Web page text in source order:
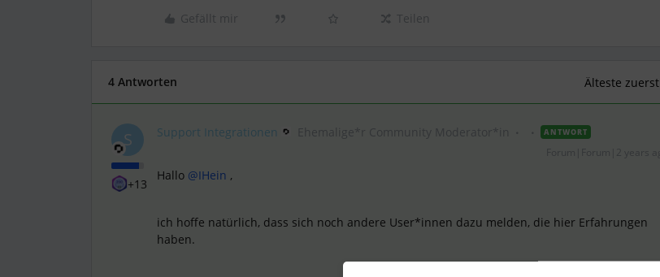
Gefällt mir
Teilen
4 Antworten Älteste zuerst
S
+13
Support Integrationen ANTWORT
Hallo @IHein ,
ich hoffe natürlich, dass sich noch andere User*innen dazu melden, die hier Erfahrungen
haben.